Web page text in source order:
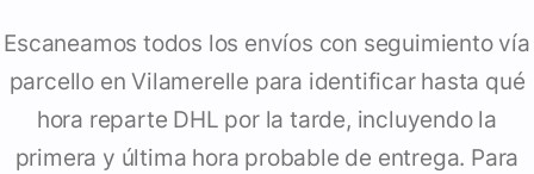
Escaneamos todos los envíos con seguimiento vía
parcello en Vilamerelle para identificar hasta qué
hora reparte DHL por la tarde, incluyendo la
primera y última hora probable de entrega. Para